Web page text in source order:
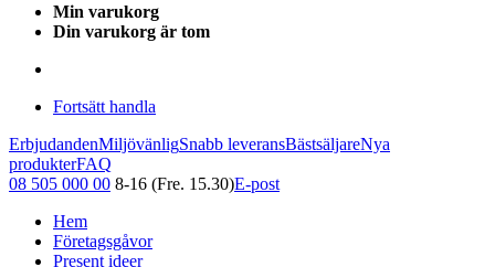
Min varukorg
Din varukorg är tom
Fortsätt handla
ErbjudandenMiljövänligSnabb leveransBästsäljareNya
produkterFAQ
08 505 000 00 8-16 (Fre. 15.30)E-post
Hem
Företagsgåvor
Present ideer